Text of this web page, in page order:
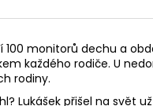
monitorů dechu a
každého rodiče. U
rodiny.
Lukášek přišel na svět